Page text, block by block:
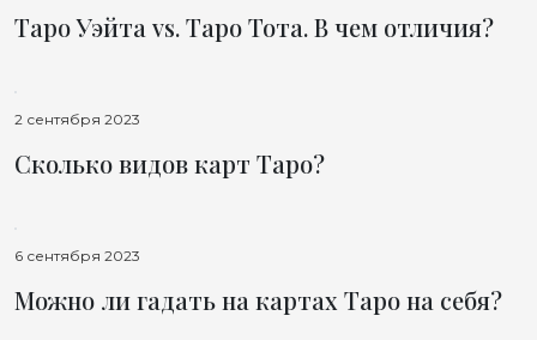
Таро Уэйта vs. Таро Тота. В чем отличия?
2 сентября 2023
Сколько видов карт Таро?
6 сентября 2023
Можно ли гадать на картах Таро на себя?